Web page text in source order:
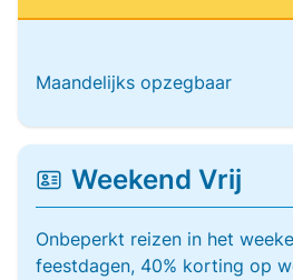
Maandelijks opzegbaar
Weekend Vrij
Onbeperkt reizen in het
feestdagen, 40% korting op